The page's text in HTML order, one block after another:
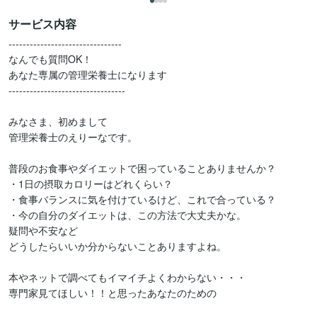
サービス内容
--------------------------------
なんでも質問OK！
あなた専属の管理栄養士になります
---------------------------------
みなさま、初めまして
管理栄養士のえりーなです。
普段のお食事やダイエットで困っていることありませんか？
・1日の摂取カロリーはどれくらい？
・食事バランスに気を付けているけど、これで合っている？
・今の自分のダイエットは、この方法で大丈夫かな。
疑問や不安など
どうしたらいいか分からないことありますよね。
本やネットで調べてもイマイチよくわからない・・・
専門家見てほしい！！と思ったあなたのための